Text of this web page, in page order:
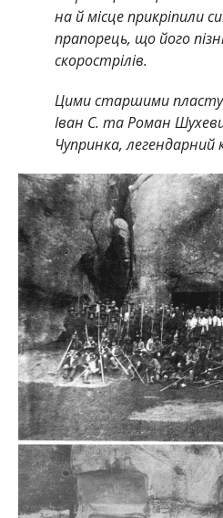
на й місце прикріпили
прапорець, що його
скорострілів.
Цими старшими
Іван С. та Роман
Чупринка, легендарний